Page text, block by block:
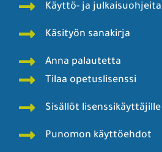
Käyttö- ja julkaisuohjeita
Käsityön sanakirja
Anna palautetta
Tilaa opetuslisenssi
Sisällöt lisenssikäyttäjille
Punomon käyttöehdot